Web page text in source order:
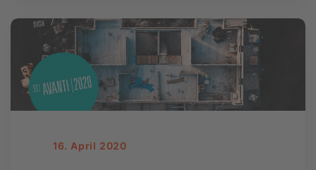
16. April 2020